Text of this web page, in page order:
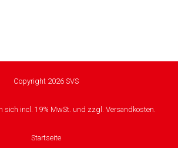
Copyright 2026 SVS
sich incl. 19% MwSt. und zzgl. Versandkosten.
Startseite